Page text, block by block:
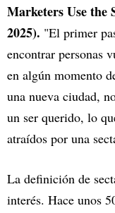
Marketers Use the
2025). "El primer
encontrar personas
en algún momento
una nueva ciudad,
un ser querido, lo
atraídos por una
La definición de
interés. Hace unos